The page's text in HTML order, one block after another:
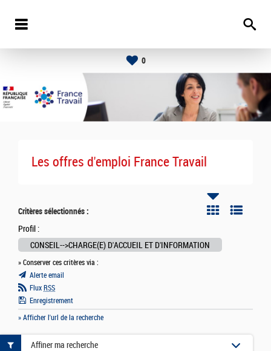
0
Les offres d'emploi France Travail
Critères sélectionnés :
Profil :
CONSEIL-->CHARGE(E) D'ACCUEIL ET D'INFORMATION
» Conserver ces critères via :
Alerte email
Flux RSS
Enregistrement
» Afficher l'url de la recherche
Affiner ma recherche